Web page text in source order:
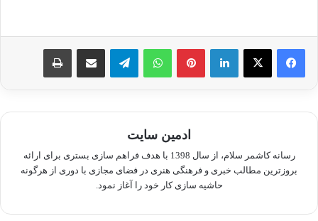
لینکدین پینترستواتس آپ تلگرام اشتراک گذاری از طریق ایمیل چاپ
ادمین سایت
رسانه کاشمر سلام، از سال 1398 با هدف فراهم سازی بستری برای ارائه
بروزترین مطالب خبری و فرهنگی هنری در فضای مجازی با دوری از هرگونه
حاشیه سازی کار خود را آغاز نمود.